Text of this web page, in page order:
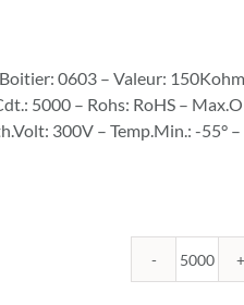
0603 – Valeur: 150Kohm
5000 – Rohs: RoHS –
300V – Temp.Min.: -55° –